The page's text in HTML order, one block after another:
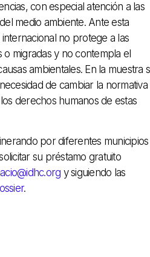
con especial atención a las
medio ambiente. Ante esta
internacional no protege a las
migradas y no contempla el
ambientales. En la muestra
de cambiar la normativa
derechos humanos de estas
por diferentes municipios
su préstamo gratuito
y siguiendo las
.